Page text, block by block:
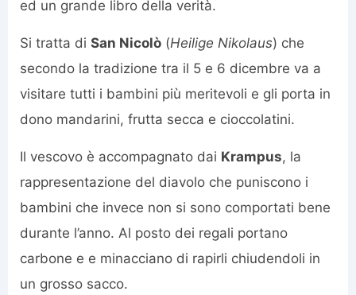
ed un grande libro della verità.
Si tratta di San Nicolò (Heilige Nikolaus) che
secondo la tradizione tra il 5 e 6 dicembre va a
visitare tutti i bambini più meritevoli e gli porta in
dono mandarini, frutta secca e cioccolatini.
Il vescovo è accompagnato dai Krampus, la
rappresentazione del diavolo che puniscono i
bambini che invece non si sono comportati bene
durante l’anno. Al posto dei regali portano
carbone e e minacciano di rapirli chiudendoli in
un grosso sacco.